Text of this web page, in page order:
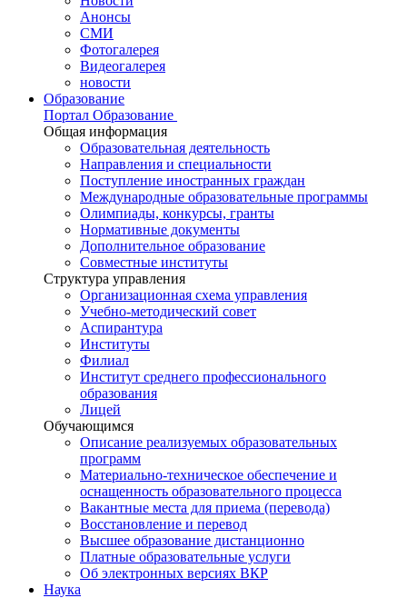
Анонсы
СМИ
Фотогалерея
Видеогалерея
новости
Образование
Портал Образование
Общая информация
Образовательная деятельность
Направления и специальности
Поступление иностранных граждан
Международные образовательные программы
Олимпиады, конкурсы, гранты
Нормативные документы
Дополнительное образование
Совместные институты
Структура управления
Организационная схема управления
Учебно-методический совет
Аспирантура
Институты
Филиал
Институт среднего профессионального
образования
Лицей
Обучающимся
Описание реализуемых образовательных
программ
Материально-техническое обеспечение и
оснащенность образовательного процесса
Вакантные места для приема (перевода)
Восстановление и перевод
Высшее образование дистанционно
Платные образовательные услуги
Об электронных версиях ВКР
Наука